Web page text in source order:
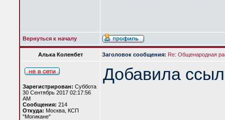
Вернуться к началу
Алька Коленбет Заголовок сообщения: Re: Общенародная
Зарегистрирован: Суббота
30 Сентябрь 2017 02:17:56
AM
Сообщения: 214
Откуда: Москва, КСП
"Могикане"
Добавила